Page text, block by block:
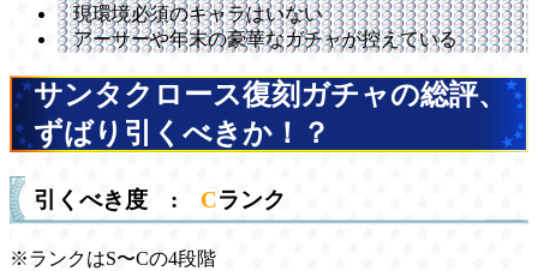
現環境必須のキャラはいない
アーサーや年末の豪華なガチャが控えている
サンタクロース復刻ガチャの総評、
ずばり引くべきか！？
引くべき度 : Cランク
※ランクはS〜Cの4段階